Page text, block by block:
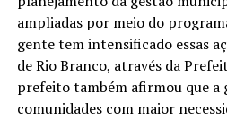
ampliadas por meio do
gente tem intensificado essas
de Rio Branco, através da
prefeito também afirmou que a
comunidades com maior